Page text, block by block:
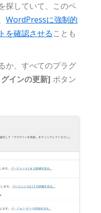
探していて、このペ
WordPressに強制的
を確認させることも
か、すべてのプラグ
インの更新] ボタン